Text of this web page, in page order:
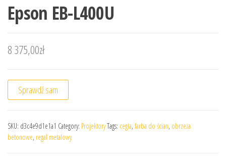
Epson EB-L400U
8 375,00zł
Sprawdź sam
SKU: d3c4e9d1e1a1 Category: ProjektoryTags: cegła, farba do ścian, obrzeża
betonowe, regal metalowy